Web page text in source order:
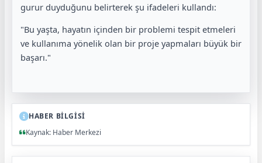
gurur duyduğunu belirterek şu ifadeleri kullandı:
"Bu yaşta, hayatın içinden bir problemi tespit etmeleri
ve kullanıma yönelik olan bir proje yapmaları büyük bir
başarı."
HABER BİLGİSİ
Kaynak: Haber Merkezi